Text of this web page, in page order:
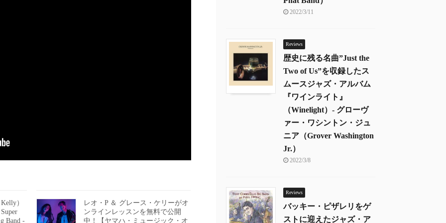
）
Band -
レオ・P ＆ グレース・ケリーがオ
ンラインレッスンを無料で公開
中！【ヤマハ・ミュージック・オ
2022/3/11
Reviews
歴史に残る名曲”Just the
Two of Us”を収録したス
ムースジャズ・アルバム
『ワインライト』
（Winelight）- グローヴ
ァー・ワシントン・ジュ
ニア（Grover Washington
Jr.）
2022/3/8
Reviews
バッキー・ピザレリをゲ
ストに迎えたジャズ・ア